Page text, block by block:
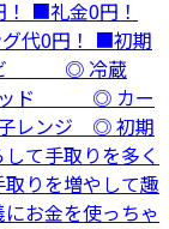
■礼金0円！
代0円！ ■初期
レビ ◎ 冷蔵
ド ◎ カー
ンジ ◎ 初期
て手取りを多く
りを増やして趣
お金を使っちゃ